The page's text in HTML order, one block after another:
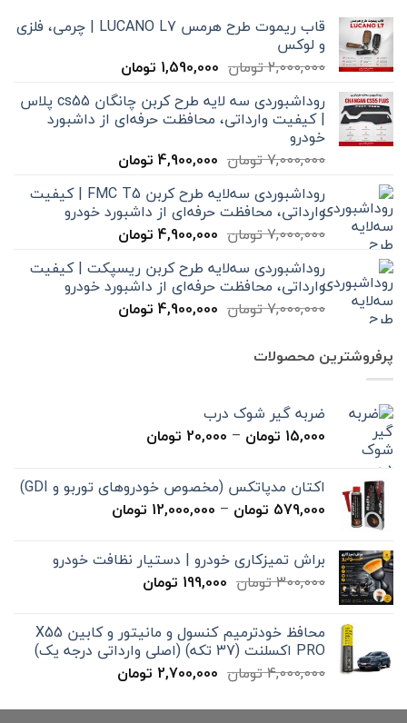
قاب ریموت طرح هرمس LUCANO L7 | چرمی، فلزی
و لوکس
2,000,000تومان قیمت
2,000,000 تومان
بود.
1,590,000 تومانقیمت
1,590,000 تومان
است.
روداشبوردی سه‌ لایه طرح کربن چانگان cs55 پلاس
| کیفیت وارداتی، محافظت حرفه‌ای از داشبورد
خودرو
7,000,000تومان قیمت
7,000,000 تومان
بود.
4,900,000 تومانقیمت
4,900,000 تومان
است.
روداشبوردی سه‌لایه طرح کربن FMC T5 | کیفیت
وارداتی، محافظت حرفه‌ای از داشبورد خودرو
7,000,000تومان قیمت
7,000,000 تومان
بود.
4,900,000 تومانقیمت
4,900,000 تومان
است.
روداشبوردی سه‌لایه طرح کربن ریسپکت | کیفیت
وارداتی، محافظت حرفه‌ای از داشبورد خودرو
7,000,000تومان قیمت
4,900,000 تومانقیمت
پرفروشترین محصولات
ضربه گیر شوک درب
15,000 تومان –
20,000 تومان
تا
20,000 تومان
اکتان مدپاتکس (مخصوص خودروهای توربو و GDI)
579,000 تومان –
12,000,000 تومان
تا
براش تمیزکاری خودرو | دستیار نظافت خودرو
300,000تومان قیمت
بود.
199,000 تومانقیمت
است. محافظ خودترمیم کنسول و مانیتور و کابین X55
PRO اکسلنت (37 تکه) (اصلی وارداتی درجه یک)
4,000,000تومان قیمت
4,000,000 تومان
2,700,000 تومانقیمت
2,700,000 تومان